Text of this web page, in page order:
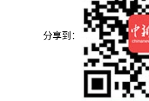
分享到：